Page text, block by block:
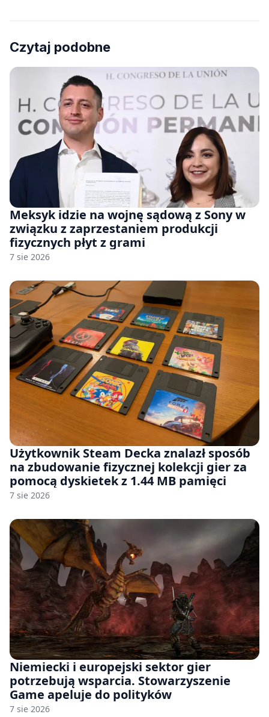
Czytaj podobne
Meksyk idzie na wojnę sądową z Sony w
związku z zaprzestaniem produkcji
fizycznych płyt z grami
7 sie 2026
Użytkownik Steam Decka znalazł sposób
na zbudowanie fizycznej kolekcji gier za
pomocą dyskietek z 1.44 MB pamięci
7 sie 2026
Niemiecki i europejski sektor gier
potrzebują wsparcia. Stowarzyszenie
Game apeluje do polityków
7 sie 2026